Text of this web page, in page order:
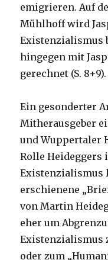
emigrieren. Auf
Mühlhoff wird
Existenzialismus
hingegen mit
gerechnet (S. 8+9).
Ein gesonderter
Mitherausgeber
und Wuppertaler
Rolle Heideggers
Existenzialismus
erschienene
von Martin
eher um
Existenzialismus
oder zum